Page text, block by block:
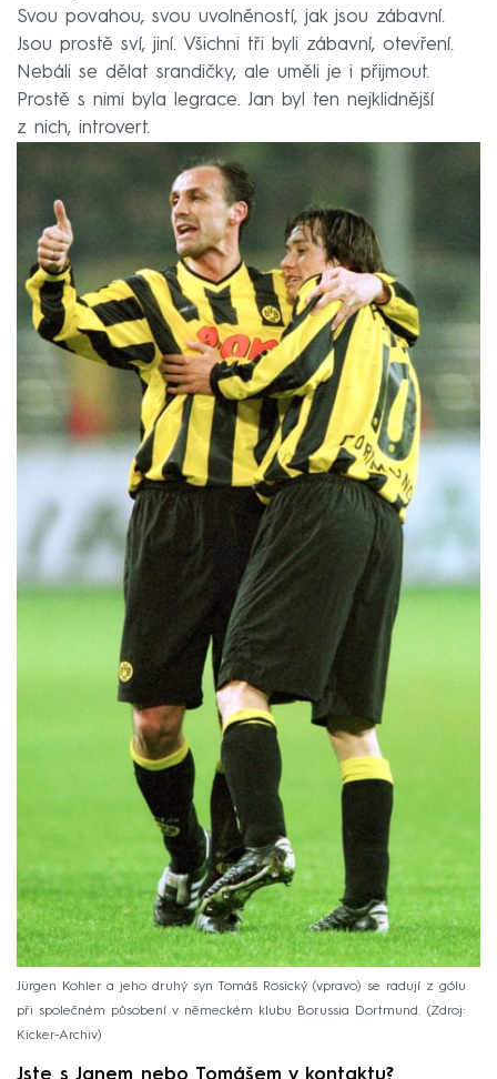
Svou povahou, svou uvolněností, jak jsou zábavní.
Jsou prostě sví, jiní. Všichni tři byli zábavní, otevření.
Nebáli se dělat srandičky, ale uměli je i přijmout.
Prostě s nimi byla legrace. Jan byl ten nejklidnější
z nich, introvert.
Jürgen Kohler a jeho druhý syn Tomáš Rosický (vpravo) se radují z gólu
při společném působení v německém klubu Borussia Dortmund.
Zdroj:
Kicker-Archiv
Jste s Janem nebo Tomášem v kontaktu?